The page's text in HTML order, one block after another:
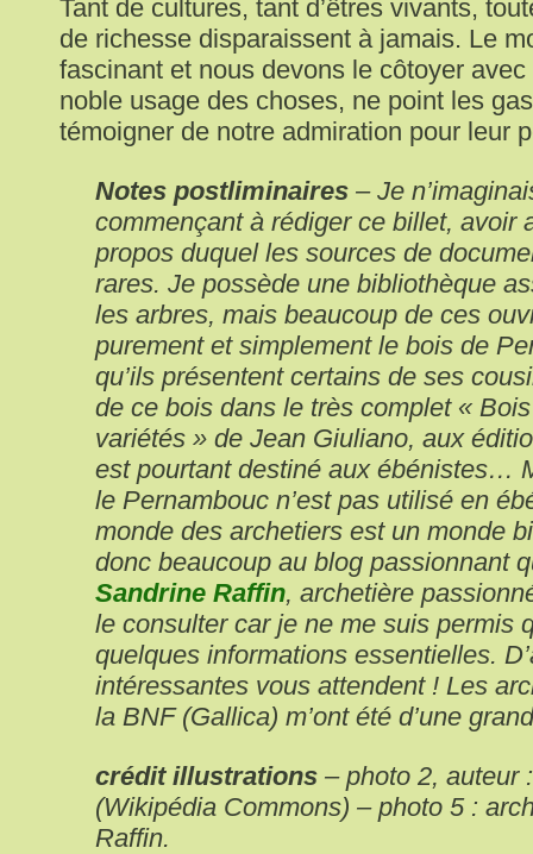
Tant de cultures, tant d’êtres vivants,
de richesse disparaissent à jamais. Le
fascinant et nous devons le côtoyer
noble usage des choses, ne point les
témoigner de notre admiration pour leur
Notes postliminaires – Je
commençant à rédiger ce billet, avoir
propos duquel les sources de
rares. Je possède une bibliothèque
les arbres, mais beaucoup de ces
purement et simplement le bois de
qu’ils présentent certains de ses
de ce bois dans le très complet «
variétés » de Jean Giuliano, aux
est pourtant destiné aux ébénistes…
le Pernambouc n’est pas utilisé en
monde des archetiers est un monde
donc beaucoup au blog passionnant
Sandrine Raffin, archetière
le consulter car je ne me suis permis
quelques informations essentielles.
intéressantes vous attendent ! Les
la BNF (Gallica) m’ont été d’une
crédit illustrations – photo 2, auteur
(Wikipédia Commons) – photo 5 :
Raffin.